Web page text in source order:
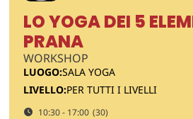
LO YOGA DEI 5
PRANA
WORKSHOP
LUOGO:SALA YOGA
LIVELLO:PER TUTTI I LIVELLI
10:30 - 17:00 (30)